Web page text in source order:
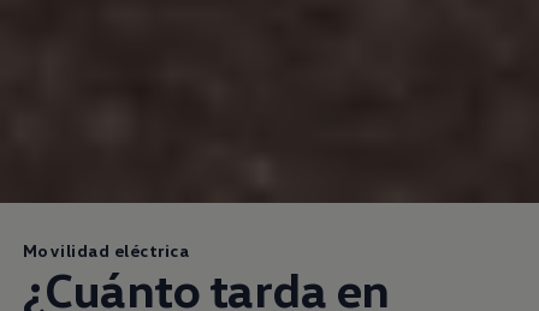
Movilidad eléctrica
¿Cuánto tarda en